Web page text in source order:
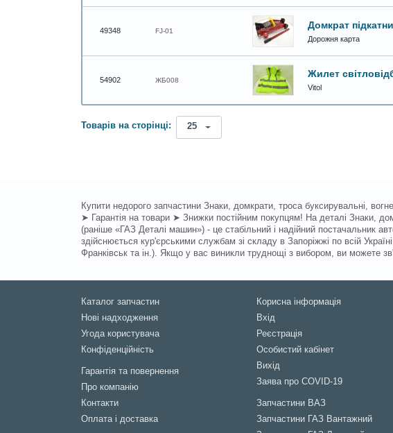
49348 FJ-01
Домкрат
Дорожня карта
54902 ЖБ008
Жилет
Vitol
Товарів на сторінці: 25
Купити недорого запчастини Знаки, домкрати, троса буксирувальні,
➤ Гарантія на товари ➤ Знижки постійним покупцям! На деталі Знаки,
(раніше «ГАЗ Деталі машин») - це стабільний і надійний постачальник
здійснюється кур'єрськими службам зі складу в Запоріжжі по всій
Франківськ та ін.). Якщо у вас виникли труднощі з вибором, ви можете
Каталог запчастин
Нові надходження
Угода користувача
Конфіденційність
Гарантія та повернення
Про компанію
Контакти
Оплата і доставка
Корисна інформація
Вхід
Реєстрація
Особистий кабінет
Вихід
Заява про COVID-19
Запчастини ВАЗ
Запчастини ГАЗ Вантажний